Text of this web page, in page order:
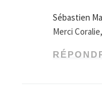
Sébastien
Merci